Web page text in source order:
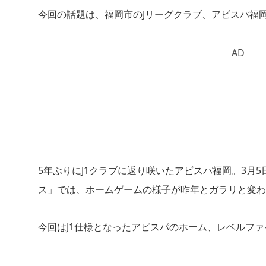
今回の話題は、福岡市のJリーグクラブ、アビスパ福
AD
5年ぶりにJ1クラブに返り咲いたアビスパ福岡。3月
ス」では、ホームゲームの様子が昨年とガラリと変
今回はJ1仕様となったアビスパのホーム、レベルフ